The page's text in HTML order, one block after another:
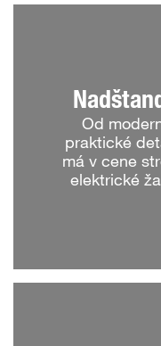
Od
praktické
má v cene
elektrické